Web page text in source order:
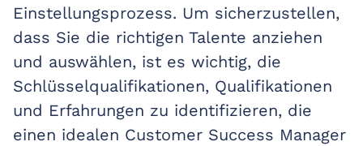
Einstellungsprozess. Um sicherzustellen,
dass Sie die richtigen Talente anziehen
und auswählen, ist es wichtig, die
Schlüsselqualifikationen, Qualifikationen
und Erfahrungen zu identifizieren, die
einen idealen Customer Success Manager